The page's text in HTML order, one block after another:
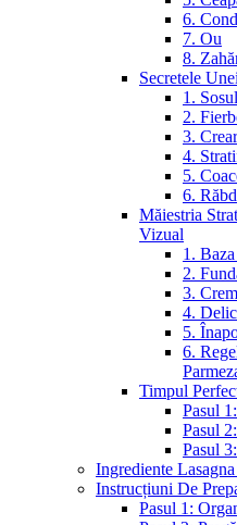
6.
7. Ou
8.
Secretele
1.
2.
3.
4.
5.
6.
Măiestria
Vizual
1.
2.
3.
4.
5.
6.
Timpul
Pasul
Pasul
Pasul
Ingrediente
Instrucțiuni De
Pasul 1: